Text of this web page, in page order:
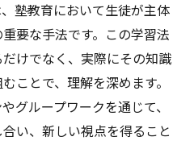
スキル
要性
通じた学習
方法
導法
塾教育において生徒が主体
要な手法です。この学習法
けでなく、実際にその知識
ことで、理解を深めます。
グループワークを通じて、
い、新しい視点を得ること